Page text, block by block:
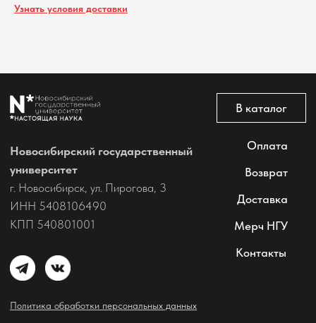
Узнать условия доставки